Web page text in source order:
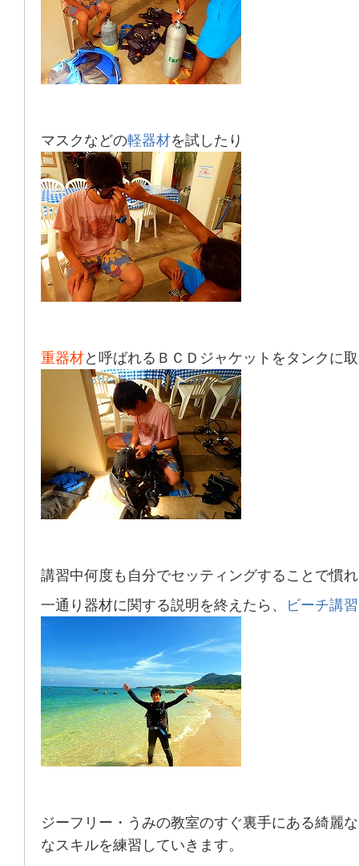
マスクなどの軽器材を試したり
重器材と呼ばれるＢＣＤジャケットをタンクに
講習中何度も自分でセッティングすることで慣
一通り器材に関する説明を終えたら、
ビーチ講
ジーフリー・うみの教室のすぐ裏手にある綺麗
なスキルを練習していきます。